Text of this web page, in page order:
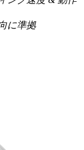
に準拠